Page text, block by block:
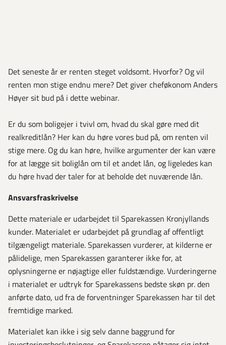
Det seneste år er renten steget voldsomt. Hvorfor? Og vil
renten mon stige endnu mere? Det giver cheføkonom Anders
Høyer sit bud på i dette webinar.
Er du som boligejer i tvivl om, hvad du skal gøre med dit
realkreditlån? Her kan du høre vores bud på, om renten vil
stige mere. Og du kan høre, hvilke argumenter der kan være
for at lægge sit boliglån om til et andet lån, og ligeledes kan
du høre hvad der taler for at beholde det nuværende lån.
Ansvarsfraskrivelse
Dette materiale er udarbejdet til Sparekassen Kronjyllands
kunder. Materialet er udarbejdet på grundlag af offentligt
tilgængeligt materiale. Sparekassen vurderer, at kilderne er
pålidelige, men Sparekassen garanterer ikke for, at
oplysningerne er nøjagtige eller fuldstændige. Vurderingerne
i materialet er udtryk for Sparekassens bedste skøn pr. den
anførte dato, ud fra de forventninger Sparekassen har til det
fremtidige marked.
Materialet kan ikke i sig selv danne baggrund for